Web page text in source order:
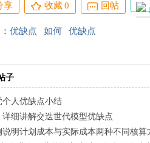
享 收藏0 回帖
优缺点 如何 优缺点
子
个人优缺点小结
详细讲解交迭世代模型优缺点
明计划成本与实际成本两种不同核算方